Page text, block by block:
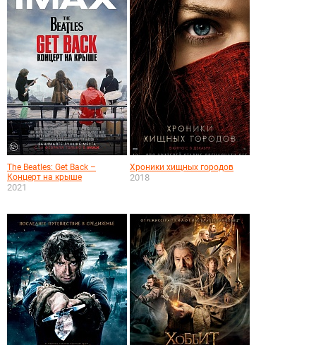
The Beatles: Get Back –
Концерт на крыше
2021
Хроники хищных городов
2018